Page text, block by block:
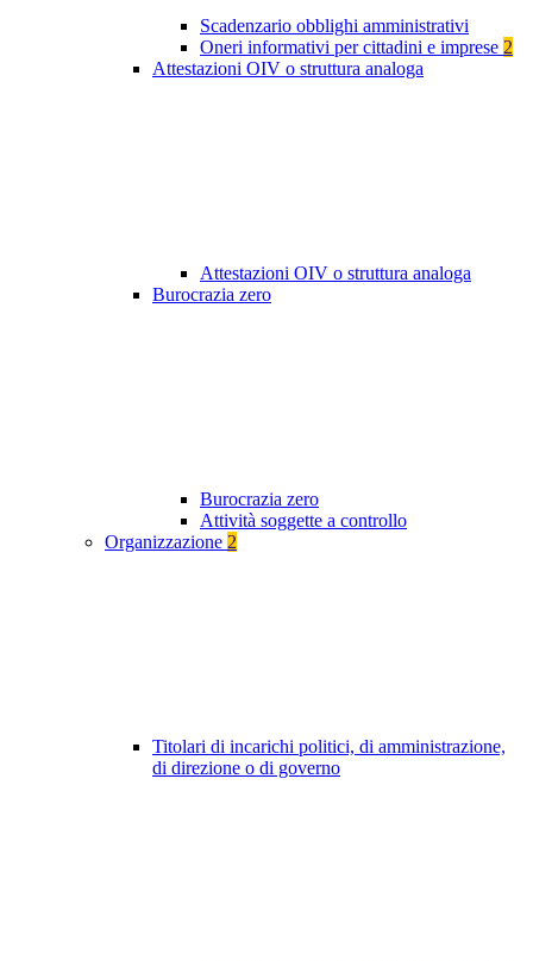
Scadenzario obblighi amministrativi
Oneri informativi per cittadini e imprese 2
Attestazioni OIV o struttura analoga
Attestazioni OIV o struttura analoga
Burocrazia zero
Burocrazia zero
Attività soggette a controllo
Organizzazione 2
Titolari di incarichi politici, di amministrazione,
di direzione o di governo